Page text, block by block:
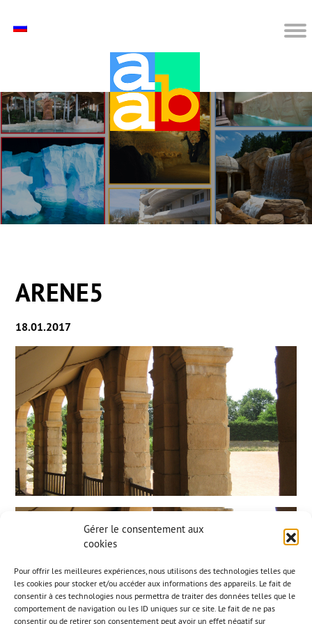
Gérer le consentement aux
cookies
Pour offrir les meilleures expériences, nous utilisons des technologies telles que
les cookies pour stocker et/ou accéder aux informations des appareils. Le fait de
consentir à ces technologies nous permettra de traiter des données telles que le
comportement de navigation ou les ID uniques sur ce site. Le fait de ne pas
consentir ou de retirer son consentement peut avoir un effet négatif sur
ARENE5
18.01.2017